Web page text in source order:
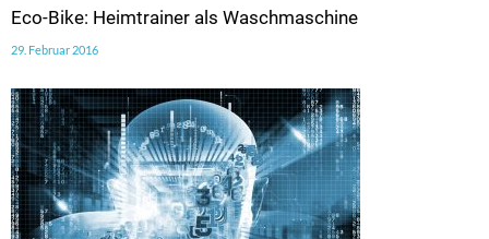
Eco-Bike: Heimtrainer als Waschmaschine
29. Februar 2016